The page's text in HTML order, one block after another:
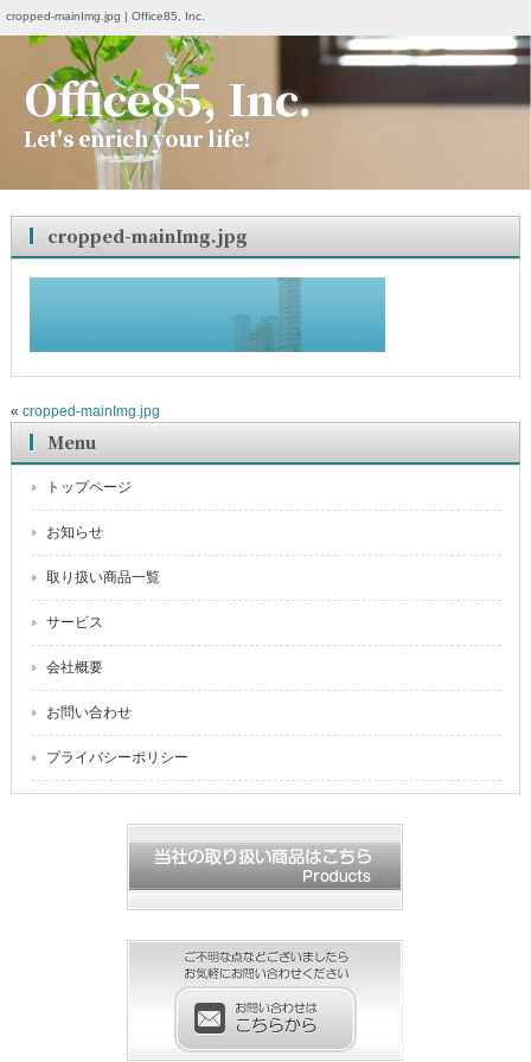
cropped-mainImg.jpg | Office85, Inc.
Office85, Inc.
Let's enrich your life!
cropped-mainImg.jpg
« cropped-mainImg.jpg
Menu
トップページ
お知らせ
取り扱い商品一覧
サービス
会社概要
お問い合わせ
プライバシーポリシー